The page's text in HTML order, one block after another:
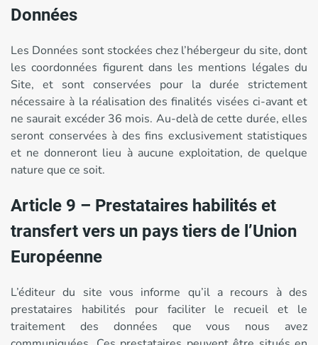
Données
Les Données sont stockées chez l’hébergeur du site, dont
les coordonnées figurent dans les mentions légales du
Site, et sont conservées pour la durée strictement
nécessaire à la réalisation des finalités visées ci-avant et
ne saurait excéder 36 mois. Au-delà de cette durée, elles
seront conservées à des fins exclusivement statistiques
et ne donneront lieu à aucune exploitation, de quelque
nature que ce soit.
Article 9 – Prestataires habilités et
transfert vers un pays tiers de l’Union
Européenne
L’éditeur du site vous informe qu’il a recours à des
prestataires habilités pour faciliter le recueil et le
traitement des données que vous nous avez